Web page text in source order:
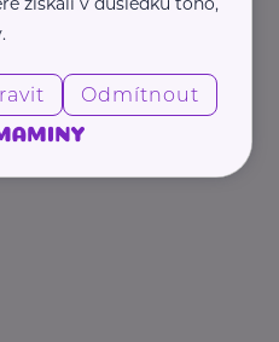
Odmítnout